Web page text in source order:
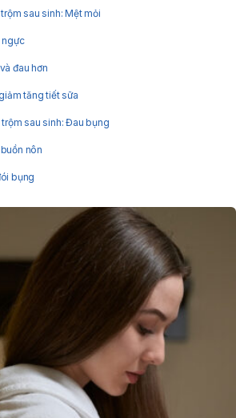
sau sinh: Mệt mỏi
ngực
đau hơn
tăng tiết sữa
sau sinh: Đau bụng
nôn
bụng